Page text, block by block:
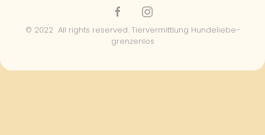
© 2022 All rights reserved. Tiervermittlung Hundeliebe-
grenzenlos